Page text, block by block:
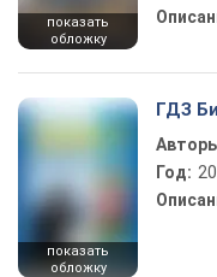
показать
обложку
показать
обложку
ГДЗ
Год: